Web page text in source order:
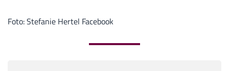
Foto: Stefanie Hertel Facebook